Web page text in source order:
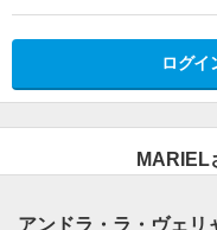
ログイ
MARIEL
アンドラ・ラ・ヴェリ